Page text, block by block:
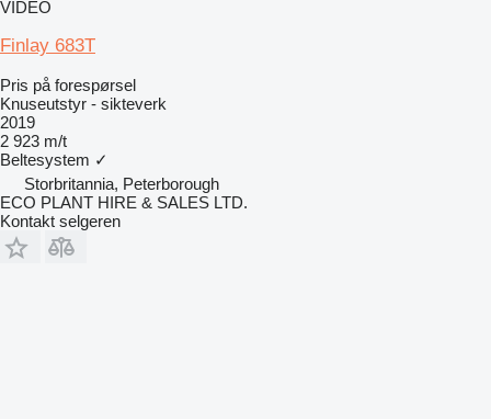
VIDEO
Finlay 683T
Pris på forespørsel
Knuseutstyr - sikteverk
2019
2 923 m/t
Beltesystem ✓
Storbritannia, Peterborough
ECO PLANT HIRE & SALES LTD.
Kontakt selgeren